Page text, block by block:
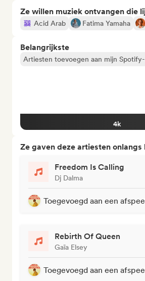
Ze willen muziek ontvangen die
Acid Arab Fatima Yamaha
Belangrijkste
Artiesten toevoegen aan mijn
4k
Ze gaven deze artiesten onlangs
Freedom Is Calling
Dj Dalma
Toegevoegd aan een
Rebirth Of Queen
Gaïa Elsey
Toegevoegd aan een